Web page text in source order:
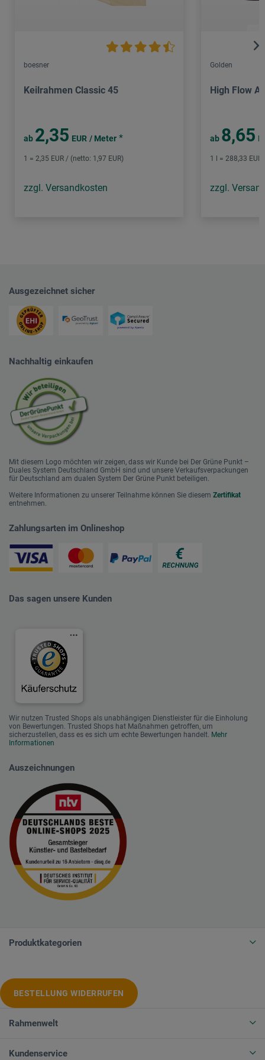
boesner
Keilrahmen Classic 45
ab 2,35 EUR / Meter *
1 = 2,35 EUR / (netto: 1,97 EUR)
zzgl. Versandkosten
Golden
High Flow
ab 8,65
1 l = 288,33
zzgl.
Ausgezeichnet sicher
Nachhaltig einkaufen
Mit diesem Logo möchten wir zeigen, dass wir Kunde bei Der Grüne Punkt –
Duales System Deutschland GmbH sind und unsere Verkaufsverpackungen
für Deutschland am dualen System Der Grüne Punkt beteiligen.
Weitere Informationen zu unserer Teilnahme können Sie diesem Zertifikat
entnehmen.
Zahlungsarten im Onlineshop
Das sagen unsere Kunden
Wir nutzen Trusted Shops als unabhängigen Dienstleister für die Einholung
von Bewertungen. Trusted Shops hat Maßnahmen getroffen, um
sicherzustellen, dass es es sich um echte Bewertungen handelt. Mehr
Informationen
Auszeichnungen
Produktkategorien
BESTELLUNG WIDERRUFEN
Rahmenwelt
Kundenservice